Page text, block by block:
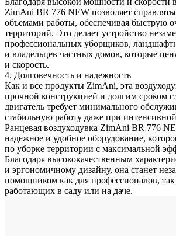
ZimAni BR 776 NEW позволяет
объемами работы, обеспечивая быструю
территорий. Это делает устройство
профессиональных уборщиков,
и владельцев частных домов, которые
и скорость.
4. Долговечность и надежность
Как и все продукты ZimAni, эта
прочной конструкцией и долгим сроком
двигатель требует минимального
стабильную работу даже при
Ранцевая воздуходувка ZimAni BR 776
надежное и удобное оборудование,
по уборке территории с максимальной
Благодаря высококачественным
и эргономичному дизайну, она станет
помощником как для профессионалов,
работающих в саду или на даче.